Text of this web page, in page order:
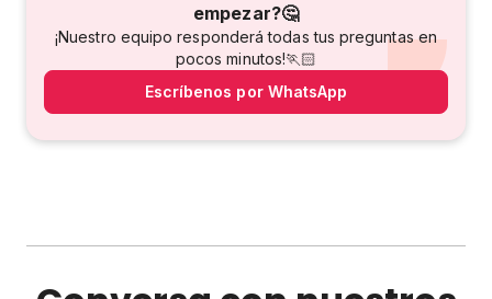
empezar?🤔
¡Nuestro equipo responderá todas tus preguntas en
pocos minutos!🏃🏻
Escríbenos por WhatsApp